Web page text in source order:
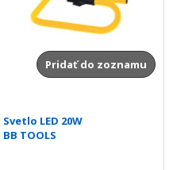
Pridať do zoznamu
Svetlo LED 20W
BB TOOLS